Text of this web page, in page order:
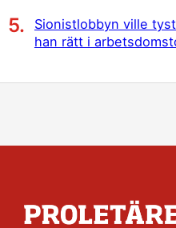
Sionistlobbyn ville
han rätt i